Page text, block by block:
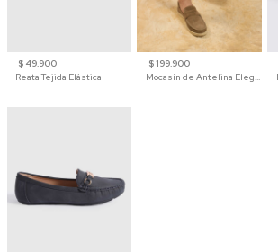
$ 49.900
Reata Tejida Elástica
$ 199.900
Mocasín de Antelina Elegante con Suela de Contraste Para Hombre